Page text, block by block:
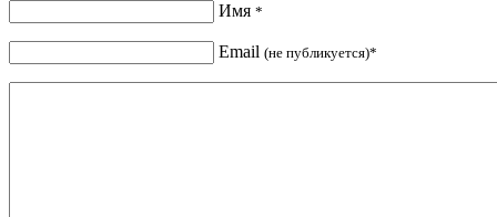
Имя *
Email (не публикуется)*